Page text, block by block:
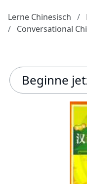
Lerne Chinesisch
Conversational
Beginne